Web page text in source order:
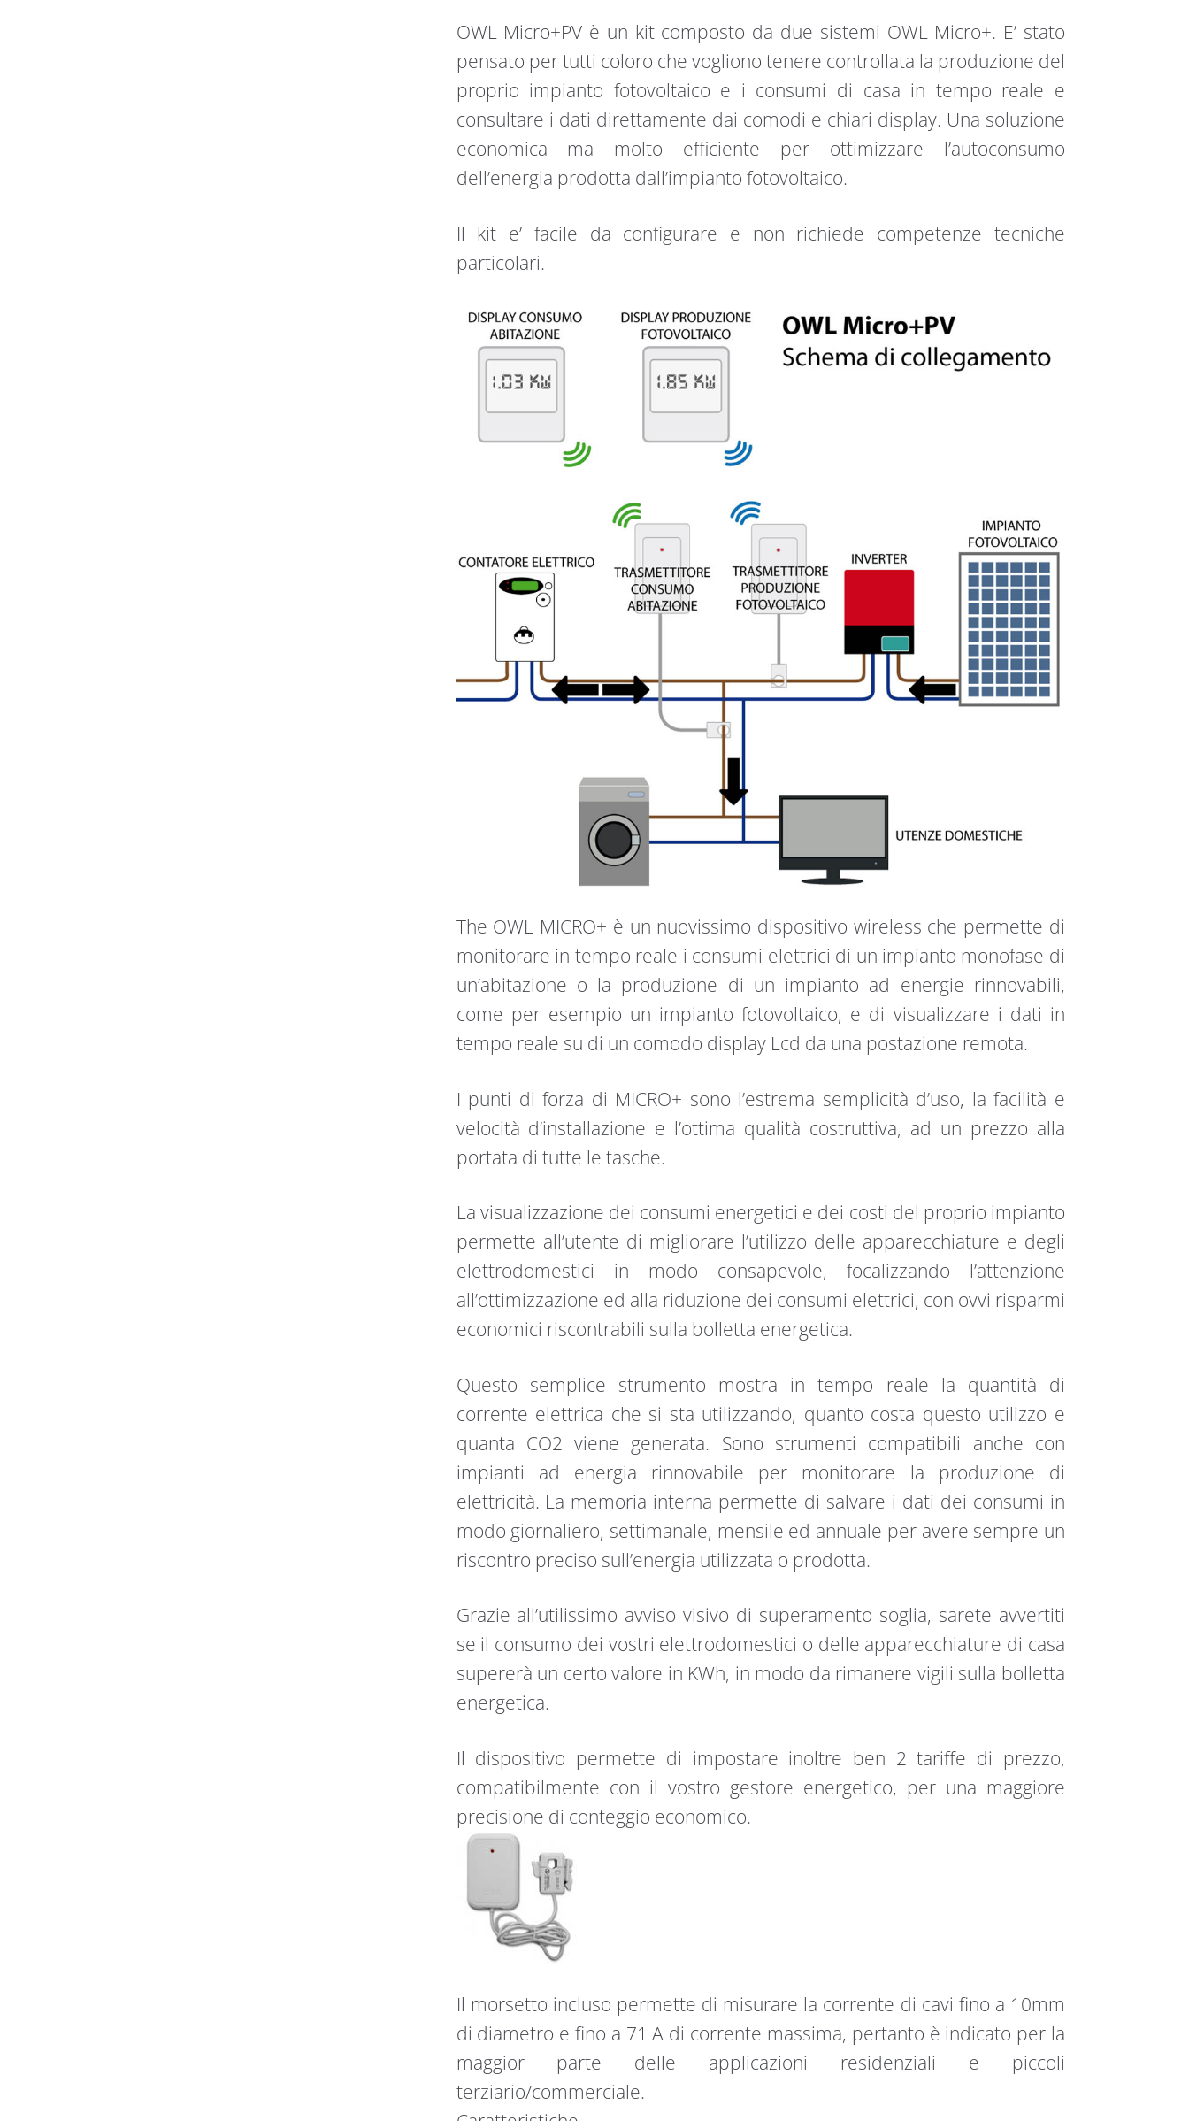
OWL Micro+PV è un kit composto da due sistemi OWL Micro+. E’ stato
pensato per tutti coloro che vogliono tenere controllata la produzione del
proprio impianto fotovoltaico e i consumi di casa in tempo reale e
consultare i dati direttamente dai comodi e chiari display. Una soluzione
economica ma molto efficiente per ottimizzare l’autoconsumo
dell’energia prodotta dall’impianto fotovoltaico.
Il kit e’ facile da configurare e non richiede competenze tecniche
particolari.
The OWL MICRO+ è un nuovissimo dispositivo wireless che permette di
monitorare in tempo reale i consumi elettrici di un impianto monofase di
un’abitazione o la produzione di un impianto ad energie rinnovabili,
come per esempio un impianto fotovoltaico, e di visualizzare i dati in
tempo reale su di un comodo display Lcd da una postazione remota.
I punti di forza di MICRO+ sono l’estrema semplicità d’uso, la facilità e
velocità d’installazione e l’ottima qualità costruttiva, ad un prezzo alla
portata di tutte le tasche.
La visualizzazione dei consumi energetici e dei costi del proprio impianto
permette all’utente di migliorare l’utilizzo delle apparecchiature e degli
elettrodomestici in modo consapevole, focalizzando l’attenzione
all’ottimizzazione ed alla riduzione dei consumi elettrici, con ovvi risparmi
economici riscontrabili sulla bolletta energetica.
Questo semplice strumento mostra in tempo reale la quantità di
corrente elettrica che si sta utilizzando, quanto costa questo utilizzo e
quanta CO2 viene generata. Sono strumenti compatibili anche con
impianti ad energia rinnovabile per monitorare la produzione di
elettricità. La memoria interna permette di salvare i dati dei consumi in
modo giornaliero, settimanale, mensile ed annuale per avere sempre un
riscontro preciso sull’energia utilizzata o prodotta.
Grazie all’utilissimo avviso visivo di superamento soglia, sarete avvertiti
se il consumo dei vostri elettrodomestici o delle apparecchiature di casa
supererà un certo valore in KWh, in modo da rimanere vigili sulla bolletta
energetica.
Il dispositivo permette di impostare inoltre ben 2 tariffe di prezzo,
compatibilmente con il vostro gestore energetico, per una maggiore
precisione di conteggio economico.
Il morsetto incluso permette di misurare la corrente di cavi fino a 10mm
di diametro e fino a 71 A di corrente massima, pertanto è indicato per la
maggior parte delle applicazioni residenziali e piccoli
terziario/commerciale.